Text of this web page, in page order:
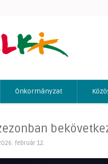
Önkormányzat
február 12.